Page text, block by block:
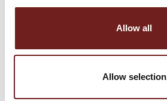
Allow all
Allow selection
SEGUI IL FESTIVAL: